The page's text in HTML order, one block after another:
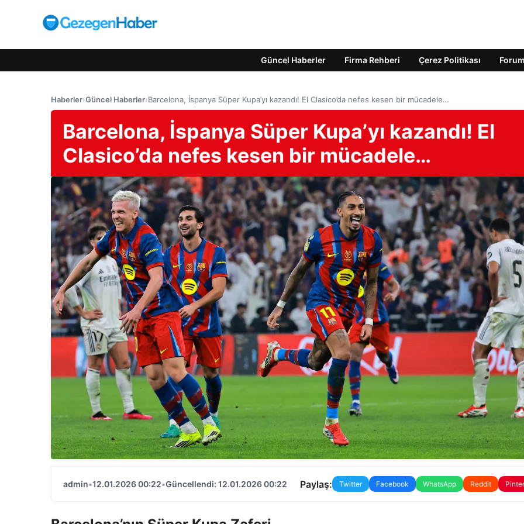
Güncel Haberler Firma Rehberi Çerez Politikası Forum
Haberler›Güncel Haberler›Barcelona, İspanya Süper Kupa’yı kazandı! El Clasico’da nefes kesen bir mücadele…
Barcelona, İspanya Süper Kupa’yı kazandı! El
Clasico’da nefes kesen bir mücadele…
admin•12.01.2026 00:22•Güncellendi: 12.01.2026 00:22 Paylaş: Twitter Facebook WhatsApp Reddit